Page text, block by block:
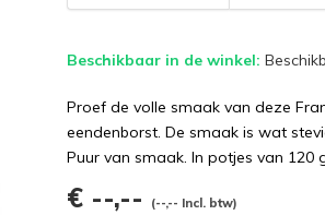
Beschikbaar in de winkel:
Proef de volle smaak van deze
eendenborst. De smaak is wat
Puur van smaak. In potjes van 120
€ --,-- (--,-- Incl. btw)